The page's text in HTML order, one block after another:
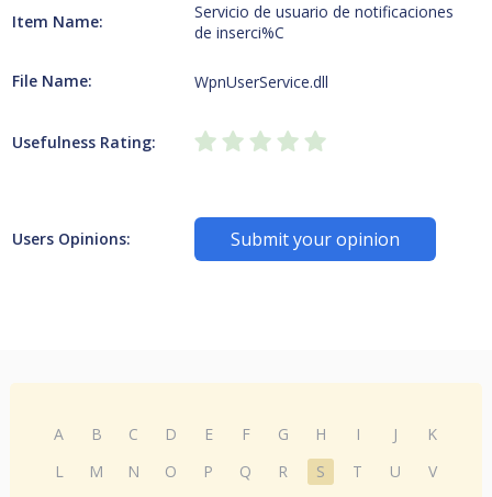
Item Name:
Servicio de usuario de notificaciones
de inserci%C
File Name: WpnUserService.dll
Usefulness Rating:
Users Opinions: Submit your opinion
A B C D E F G H I J
K
L
M N O P Q R S T U
V